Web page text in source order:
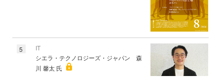
5
IT
シエラ・テクノロジーズ・ジャパン 森
川 馨太 氏